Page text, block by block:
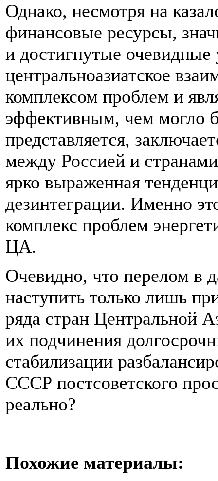
Однако, несмотря на
финансовые ресурсы,
и достигнутые очевидные
центральноазиатское
комплексом проблем и
эффективным, чем могло
представляется,
между Россией и
ярко выраженная
дезинтеграции. Именно
комплекс проблем
ЦА.
Очевидно, что перелом в
наступить только лишь
ряда стран Центральной
их подчинения
стабилизации
СССР постсоветского
реально?
Похожие материалы: